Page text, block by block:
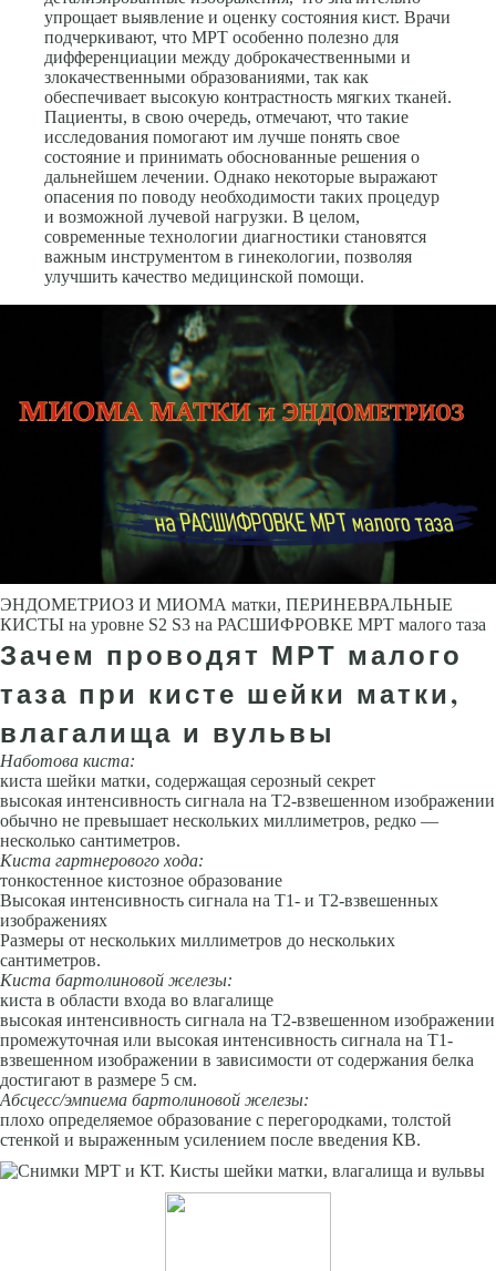
упрощает выявление и оценку состояния кист. Врачи
подчеркивают, что МРТ особенно полезно для
дифференциации между доброкачественными и
злокачественными образованиями, так как
обеспечивает высокую контрастность мягких тканей.
Пациенты, в свою очередь, отмечают, что такие
исследования помогают им лучше понять свое
состояние и принимать обоснованные решения о
дальнейшем лечении. Однако некоторые выражают
опасения по поводу необходимости таких процедур
и возможной лучевой нагрузки. В целом,
современные технологии диагностики становятся
важным инструментом в гинекологии, позволяя
улучшить качество медицинской помощи.
ЭНДОМЕТРИОЗ И МИОМА матки, ПЕРИНЕВРАЛЬНЫЕ
КИСТЫ на уровне S2 S3 на РАСШИФРОВКЕ МРТ малого таза
Зачем проводят МРТ малого
таза при кисте шейки матки,
влагалища и вульвы
Наботова киста:
киста шейки матки, содержащая серозный секрет
высокая интенсивность сигнала на Т2-взвешенном изображении
обычно не превышает нескольких миллиметров, редко —
несколько сантиметров.
Киста гартнерового хода:
тонкостенное кистозное образование
Высокая интенсивность сигнала на Т1- и Т2-взвешенных
изображениях
Размеры от нескольких миллиметров до нескольких
сантиметров.
Киста бартолиновой железы:
киста в области входа во влагалище
высокая интенсивность сигнала на Т2-взвешенном изображении
промежуточная или высокая интенсивность сигнала на Т1-
взвешенном изображении в зависимости от содержания белка
достигают в размере 5 см.
Абсцесс/эмпиема бартолиновой железы:
плохо определяемое образование с перегородками, толстой
стенкой и выраженным усилением после введения КВ.